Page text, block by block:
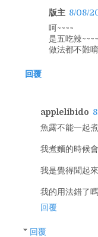
版主 8/08/
呵~~~~
是五吃辣~~~~
做法都不難唷
回覆
applelibido
魚露不能一起
我煮麵的時候
我是覺得聞起
我的用法錯了
回覆
回覆